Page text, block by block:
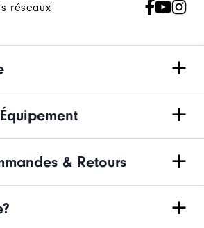
réseaux
& Retours